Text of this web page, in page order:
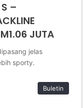
–
JUTA
jelas
sporty.
Buletin